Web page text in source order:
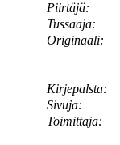
Piirtäjä:
Tussaaja:
Originaali:
Kirjepalsta:
Sivuja:
Toimittaja: